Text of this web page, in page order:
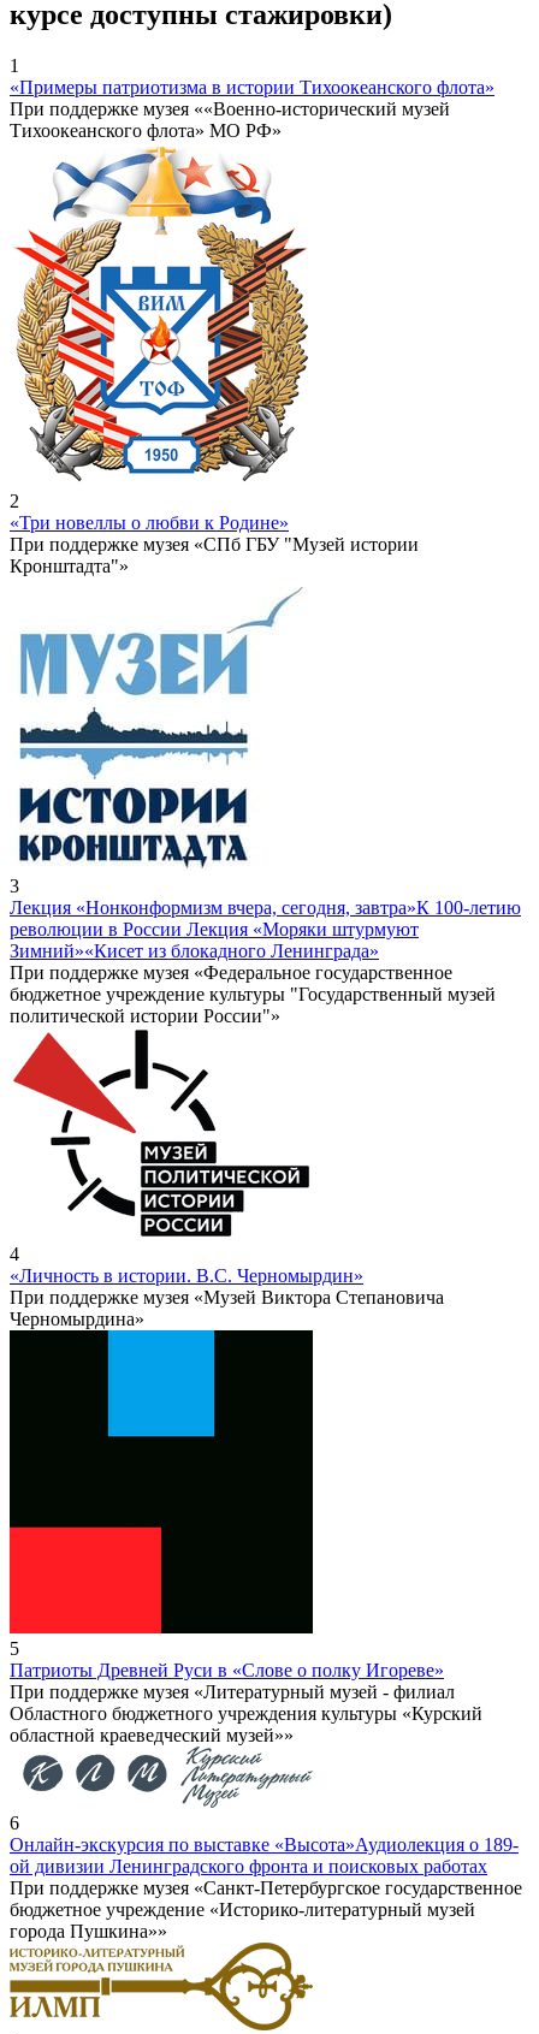
курсе доступны стажировки)
1
«Примеры патриотизма в истории Тихоокеанского флота»
При поддержке музея ««Военно-исторический музей
Тихоокеанского флота» МО РФ»
2
«Три новеллы о любви к Родине»
При поддержке музея «СПб ГБУ "Музей истории
Кронштадта"»
3
Лекция «Нонконформизм вчера, сегодня, завтра»К 100-летию
революции в России Лекция «Моряки штурмуют
Зимний»«Кисет из блокадного Ленинграда»
При поддержке музея «Федеральное государственное
бюджетное учреждение культуры "Государственный музей
политической истории России"»
4
«Личность в истории. В.С. Черномырдин»
При поддержке музея «Музей Виктора Степановича
Черномырдина»
5
Патриоты Древней Руси в «Слове о полку Игореве»
При поддержке музея «Литературный музей - филиал
Областного бюджетного учреждения культуры «Курский
областной краеведческий музей»»
6
Онлайн-экскурсия по выставке «Высота»Аудиолекция о 189-
ой дивизии Ленинградского фронта и поисковых работах
При поддержке музея «Санкт-Петербургское государственное
бюджетное учреждение «Историко-литературный музей
города Пушкина»»